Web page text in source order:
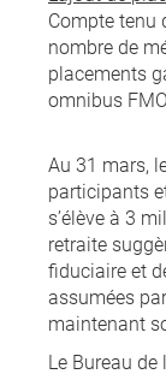
Compte tenu
nombre de
placements
omnibus
Au 31 mars,
participants
s’élève à 3
retraite
fiduciaire et
assumées
maintenant
Le Bureau